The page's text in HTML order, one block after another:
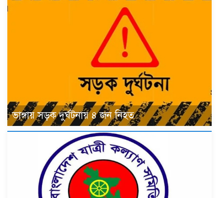
ভাঙ্গায় সড়ক দুর্ঘটনায় ৪ জন নিহত